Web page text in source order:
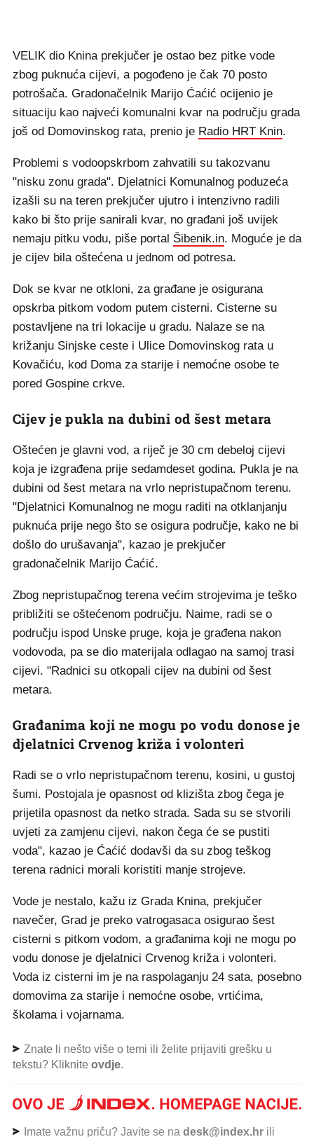
VELIK dio Knina prekjučer je ostao bez pitke vode
zbog puknuća cijevi, a pogođeno je čak 70 posto
potrošača. Gradonačelnik Marijo Ćaćić ocijenio je
situaciju kao najveći komunalni kvar na području grada
još od Domovinskog rata, prenio je Radio HRT Knin.
Problemi s vodoopskrbom zahvatili su takozvanu
"nisku zonu grada". Djelatnici Komunalnog poduzeća
izašli su na teren prekjučer ujutro i intenzivno radili
kako bi što prije sanirali kvar, no građani još uvijek
nemaju pitku vodu, piše portal Šibenik.in. Moguće je da
je cijev bila oštećena u jednom od potresa.
Dok se kvar ne otkloni, za građane je osigurana
opskrba pitkom vodom putem cisterni. Cisterne su
postavljene na tri lokacije u gradu. Nalaze se na
križanju Sinjske ceste i Ulice Domovinskog rata u
Kovačiću, kod Doma za starije i nemoćne osobe te
pored Gospine crkve.
Cijev je pukla na dubini od šest metara
Oštećen je glavni vod, a riječ je 30 cm debeloj cijevi
koja je izgrađena prije sedamdeset godina. Pukla je na
dubini od šest metara na vrlo nepristupačnom terenu.
"Djelatnici Komunalnog ne mogu raditi na otklanjanju
puknuća prije nego što se osigura područje, kako ne bi
došlo do urušavanja", kazao je prekjučer
gradonačelnik Marijo Ćaćić.
Zbog nepristupačnog terena većim strojevima je teško
približiti se oštećenom području. Naime, radi se o
području ispod Unske pruge, koja je građena nakon
vodovoda, pa se dio materijala odlagao na samoj trasi
cijevi. "Radnici su otkopali cijev na dubini od šest
metara.
Građanima koji ne mogu po vodu donose je
djelatnici Crvenog križa i volonteri
Radi se o vrlo nepristupačnom terenu, kosini, u gustoj
šumi. Postojala je opasnost od klizišta zbog čega je
prijetila opasnost da netko strada. Sada su se stvorili
uvjeti za zamjenu cijevi, nakon čega će se pustiti
voda", kazao je Ćaćić dodavši da su zbog teškog
terena radnici morali koristiti manje strojeve.
Vode je nestalo, kažu iz Grada Knina, prekjučer
navečer, Grad je preko vatrogasaca osigurao šest
cisterni s pitkom vodom, a građanima koji ne mogu po
vodu donose je djelatnici Crvenog križa i volonteri.
Voda iz cisterni im je na raspolaganju 24 sata, posebno
domovima za starije i nemoćne osobe, vrtićima,
školama i vojarnama.
Znate li nešto više o temi ili želite prijaviti grešku u
tekstu? Kliknite ovdje.
Imate važnu priču? Javite se na desk@index.hr ili